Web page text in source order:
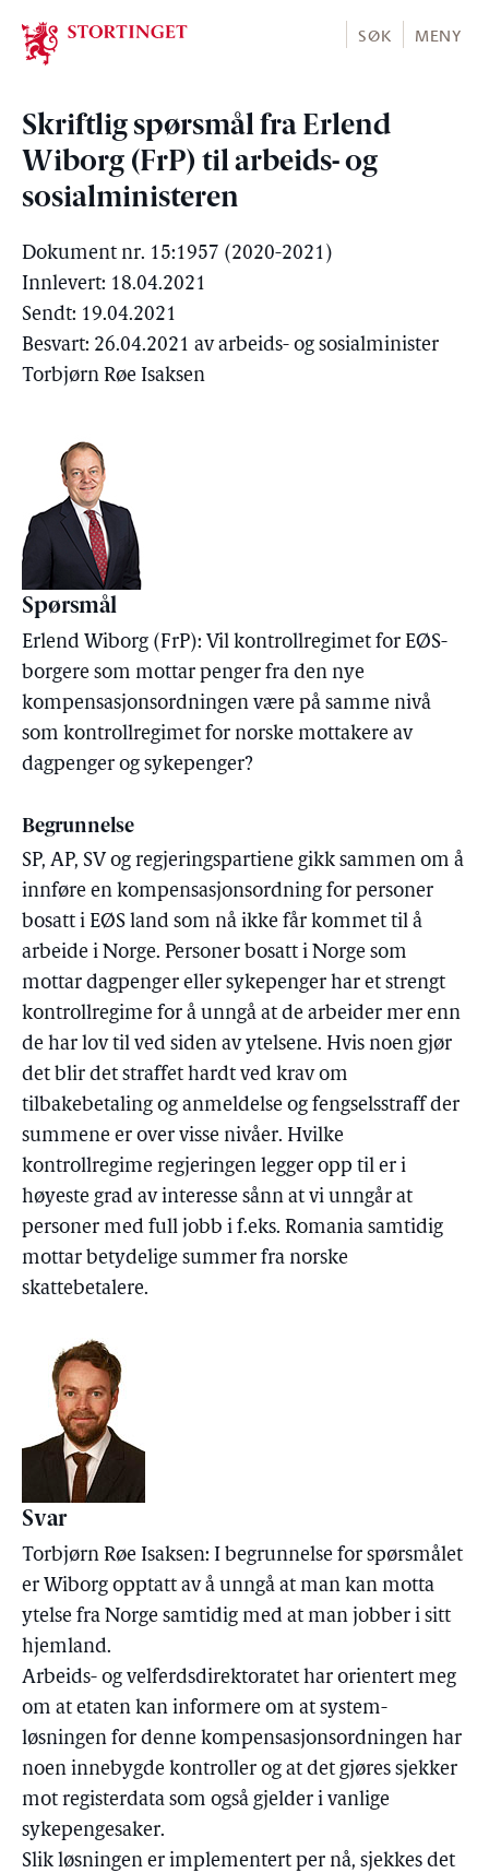
Stortinget.no
SØK MENY
Skriftlig spørsmål fra Erlend
Wiborg (FrP) til arbeids- og
sosialministeren
Dokument nr. 15:1957 (2020-2021)
Innlevert: 18.04.2021
Sendt: 19.04.2021
Besvart: 26.04.2021 av arbeids- og sosialminister
Torbjørn Røe Isaksen
Spørsmål
Erlend Wiborg (FrP): Vil kontrollregimet for EØS-
borgere som mottar penger fra den nye
kompensasjonsordningen være på samme nivå
som kontrollregimet for norske mottakere av
dagpenger og sykepenger?
Begrunnelse
SP, AP, SV og regjeringspartiene gikk sammen om å
innføre en kompensasjonsordning for personer
bosatt i EØS land som nå ikke får kommet til å
arbeide i Norge. Personer bosatt i Norge som
mottar dagpenger eller sykepenger har et strengt
kontrollregime for å unngå at de arbeider mer enn
de har lov til ved siden av ytelsene. Hvis noen gjør
det blir det straffet hardt ved krav om
tilbakebetaling og anmeldelse og fengselsstraff der
summene er over visse nivåer. Hvilke
kontrollregime regjeringen legger opp til er i
høyeste grad av interesse sånn at vi unngår at
personer med full jobb i f.eks. Romania samtidig
mottar betydelige summer fra norske
skattebetalere.
Svar
Torbjørn Røe Isaksen: I begrunnelse for spørsmålet
er Wiborg opptatt av å unngå at man kan motta
ytelse fra Norge samtidig med at man jobber i sitt
hjemland.
Arbeids- og velferdsdirektoratet har orientert meg
om at etaten kan informere om at system-
løsningen for denne kompensasjonsordningen har
noen innebygde kontroller og at det gjøres sjekker
mot registerdata som også gjelder i vanlige
sykepengesaker.
Slik løsningen er implementert per nå, sjekkes det